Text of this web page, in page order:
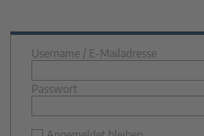
Username / E-Mailadresse
Passwort